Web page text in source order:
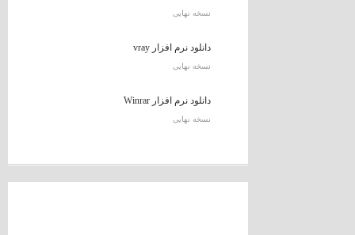
نسخه نهایی
دانلود نرم افزار vray
نسخه نهایی
دانلود نرم افزار Winrar
نسخه نهایی